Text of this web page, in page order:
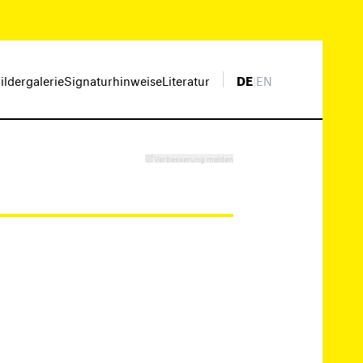
SignaturhinweiseLiteratur DE|EN
Verbesserung melden